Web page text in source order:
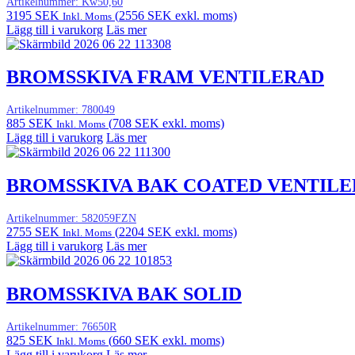
3195 SEK Inkl. Moms (2556 SEK exkl. moms)
Lägg till i varukorg Läs mer
BROMSSKIVA FRAM VENTILERAD
Artikelnummer: 780049
885 SEK Inkl. Moms (708 SEK exkl. moms)
Lägg till i varukorg Läs mer
BROMSSKIVA BAK COATED
Artikelnummer: 582059FZN
2755 SEK Inkl. Moms (2204 SEK exkl. moms)
Lägg till i varukorg Läs mer
BROMSSKIVA BAK SOLID
Artikelnummer: 76650R
825 SEK Inkl. Moms (660 SEK exkl. moms)